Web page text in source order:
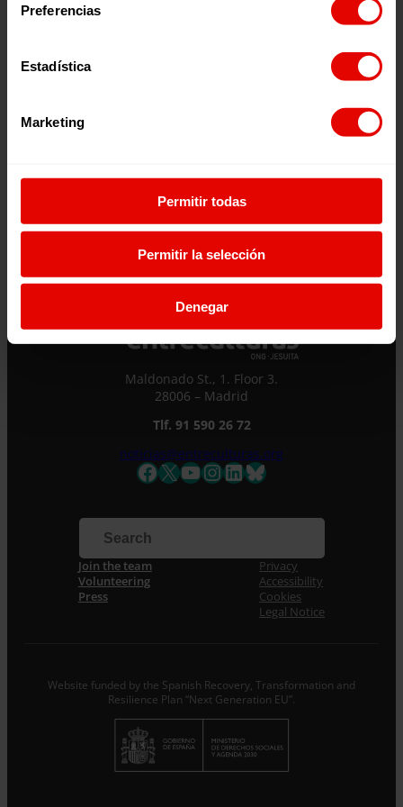
Preferencias
Estadística
Marketing
Permitir todas
Permitir la selección
Denegar
“Niñas teniendo niños”: embarazos infantiles y violencia
sexual en Guatemala
Maldonado St., 1. Floor 3.
28006 – Madrid
Tlf. 91 590 26 72
noticias@entreculturas.org
Facebook
X YouTube
Instagram
LinkedIn
Bluesky
Join the team
Volunteering
Press
Privacy
Accessibility
Cookies
Legal Notice
Website funded by the Spanish Recovery, Transformation and
Resilience Plan “Next Generation EU”.